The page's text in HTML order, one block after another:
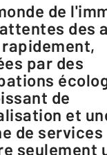
des
par des
de
et
de
seulement